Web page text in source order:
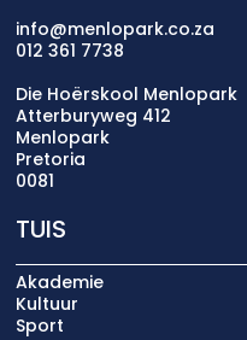
info@menlopark.co.za
012 361 7738
Die Hoërskool Menlopark
Atterburyweg 412
Menlopark
Pretoria
0081
TUIS
Akademie
Kultuur
Sport